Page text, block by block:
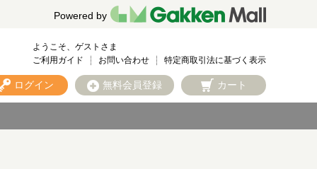
Powered by
ようこそ、ゲストさま
ご利用ガイド
お問い合わせ 特定商取引法に基づく表示
ログイン 無料会員登録 カート